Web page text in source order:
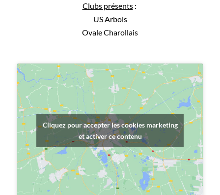
Clubs présents:
US Arbois
Ovale Charollais
Cliquez pour accepter les cookies marketing
et activer ce contenu